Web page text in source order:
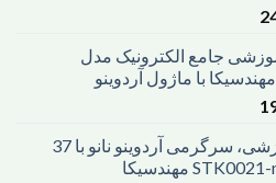
جامع الکترونیک مدل
استارتر کیت آموزشی، سرگرمی آردوینو نانو با 37